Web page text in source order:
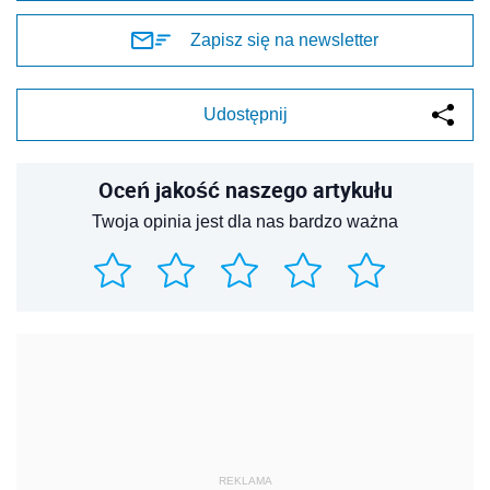
Zapisz się na newsletter
Udostępnij
Oceń jakość naszego artykułu
Twoja opinia jest dla nas bardzo ważna
REKLAMA